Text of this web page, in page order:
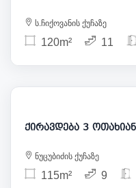
ს.ჩიქოვანის ქუჩაზე
120m² 11
ნუცუბიძის ქუჩაზე
115m² 9